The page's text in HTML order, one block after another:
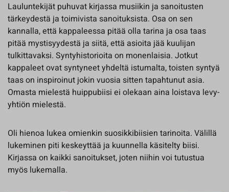
Lauluntekijät puhuvat kirjassa musiikin ja sanoitusten
tärkeydestä ja toimivista sanoituksista. Osa on sen
kannalla, että kappaleessa pitää olla tarina ja osa taas
pitää mystisyydestä ja siitä, että asioita jää kuulijan
tulkittavaksi. Syntyhistorioita on monenlaisia. Jotkut
kappaleet ovat syntyneet yhdeltä istumalta, toisten syntyä
taas on inspiroinut jokin vuosia sitten tapahtunut asia.
Omasta mielestä huippubiisi ei olekaan aina loistava levy-
yhtiön mielestä.
Oli hienoa lukea omienkin suosikkibiisien tarinoita. Välillä
lukeminen piti keskeyttää ja kuunnella käsitelty biisi.
Kirjassa on kaikki sanoitukset, joten niihin voi tutustua
myös lukemalla.